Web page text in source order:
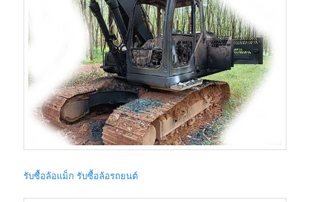
รับซื้อล้อแม็ก รับซื้อล้อรถยนต์